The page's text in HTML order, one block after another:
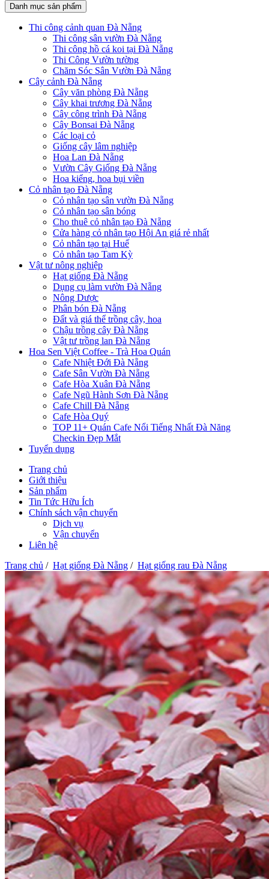
Danh mục sản phẩm
Thi công cảnh quan Đà Nẵng
Thi công sân vườn Đà Nẵng
Thi công hồ cá koi tại Đà Nẵng
Thi Công Vườn tường
Chăm Sóc Sân Vườn Đà Nẵng
Cây cảnh Đà Nẵng
Cây văn phòng Đà Nẵng
Cây khai trương Đà Nẵng
Cây công trình Đà Nẵng
Cây Bonsai Đà Nẵng
Các loại cỏ
Giống cây lâm nghiệp
Hoa Lan Đà Nẵng
Vườn Cây Giống Đà Nẵng
Hoa kiểng, hoa bụi viền
Cỏ nhân tạo Đà Nẵng
Cỏ nhân tạo sân vườn Đà Nẵng
Cỏ nhân tạo sân bóng
Cho thuê cỏ nhân tạo Đà Nẵng
Cửa hàng cỏ nhân tạo Hội An giá rẻ nhất
Cỏ nhân tạo tại Huế
Cỏ nhân tạo Tam Kỳ
Vật tư nông nghiệp
Hạt giống Đà Nẵng
Dụng cụ làm vườn Đà Nẵng
Nông Dược
Phân bón Đà Nẵng
Đất và giá thể trồng cây, hoa
Chậu trồng cây Đà Nẵng
Vật tư trồng lan Đà Nẵng
Hoa Sen Việt Coffee - Trà Hoa Quán
Cafe Nhiệt Đới Đà Nẵng
Cafe Sân Vườn Đà Nẵng
Cafe Hòa Xuân Đà Nẵng
Cafe Ngũ Hành Sơn Đà Nẵng
Cafe Chill Đà Nẵng
Cafe Hòa Quý
TOP 11+ Quán Cafe Nổi Tiếng Nhất Đà Năng
Checkin Đẹp Mắt
Tuyển dụng
Trang chủ
Giới thiệu
Sản phẩm
Tin Tức Hữu Ích
Chính sách vận chuyển
Dịch vụ
Vận chuyển
Liên hệ
Trang chủ / Hạt giống Đà Nẵng / Hạt giống rau Đà Nẵng